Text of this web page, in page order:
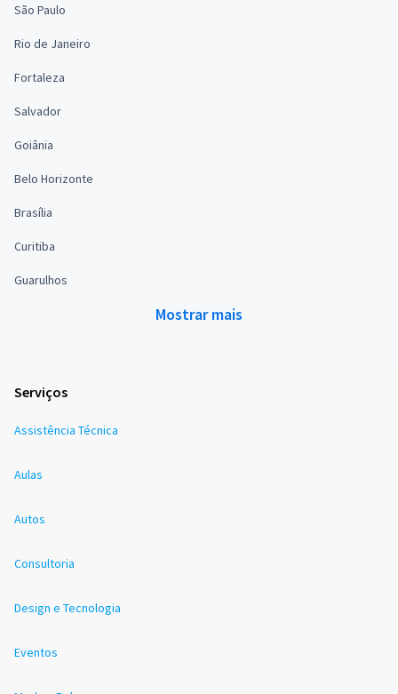
São Paulo
Rio de Janeiro
Fortaleza
Salvador
Goiânia
Belo Horizonte
Brasília
Curitiba
Guarulhos
Mostrar mais
Serviços
Assistência Técnica
Aulas
Autos
Consultoria
Design e Tecnologia
Eventos